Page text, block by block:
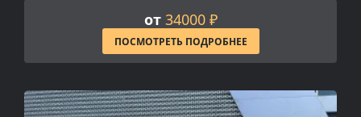
от 34000 ₽
ПОСМОТРЕТЬ ПОДРОБНЕЕ